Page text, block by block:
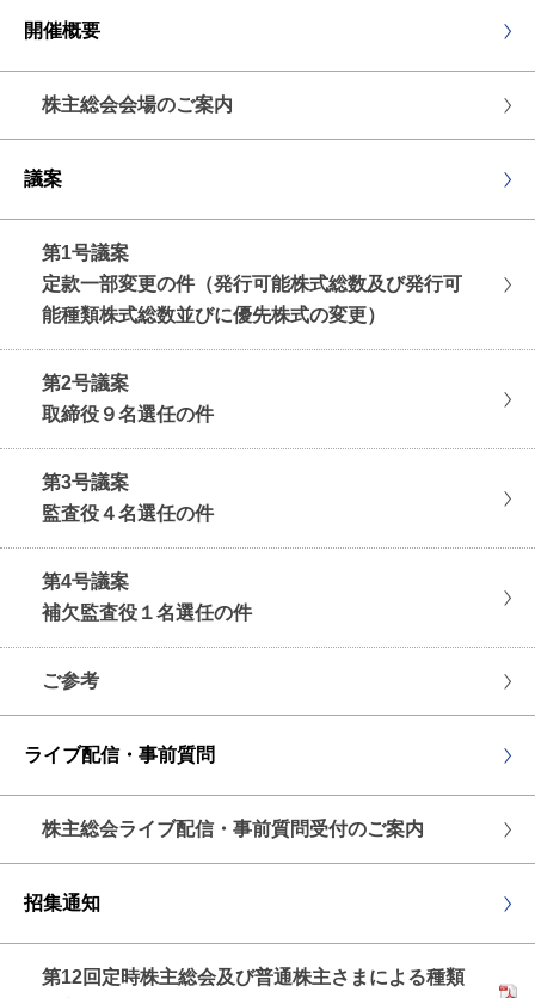
開催概要
株主総会会場のご案内
議案
第1号議案
定款一部変更の件（発行可能株式総数及び発行可
能種類株式総数並びに優先株式の変更）
第2号議案
取締役９名選任の件
第3号議案
監査役４名選任の件
第4号議案
補欠監査役１名選任の件
ご参考
ライブ配信・事前質問
株主総会ライブ配信・事前質問受付のご案内
招集通知
第12回定時株主総会及び普通株主さまによる種類